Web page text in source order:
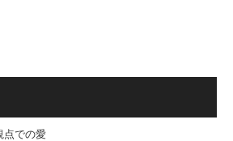
点での愛